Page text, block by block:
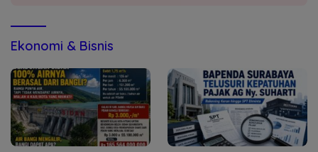
Ekonomi & Bisnis